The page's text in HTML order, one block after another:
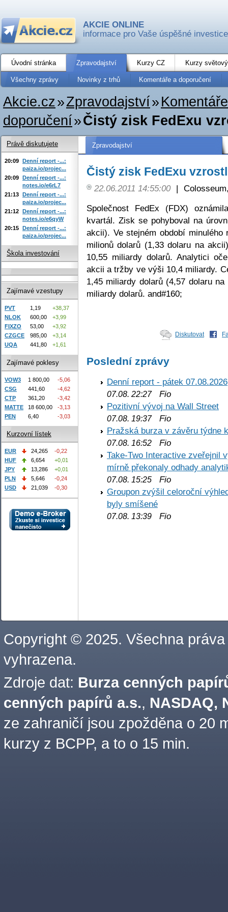
AKCIE ONLINE
informace pro Vaše úspěšné investice
Úvodní stránka Zpravodajství Kurzy CZ Kurzy
Všechny zprávy Novinky z trhů Komentáře a doporučení
Akcie.cz»Zpravodajství»
doporučení»Čistý zisk FedExu
Zpravodajství
Čistý zisk FedExu
22.06.2011 14:55:00 |
Společnost FedEx (FDX)
kvartál. Zisk se pohyboval na
akcii). Ve stejném období
milionů dolarů (1,33 dolaru na
10,55 miliardy dolarů. Analytici
akcii a tržby ve výši 10,4 miliardy.
1,45 miliardy dolarů (4,57 dolaru
miliardy dolarů. and#160;
Diskutovat
Poslední zprávy
Denní report - pátek 07.08.2026
07.08. 22:27Fio
Pozitivní vývoj na Wall Street
07.08. 19:37Fio
Pražská burza v závěru týdne
07.08. 16:52 Fio
Take-Two Interactive zveřejnil
mírně překonaly odhady
07.08. 15:25 Fio
Groupon zvýšil celoroční
byly smíšené
07.08. 13:39 Fio
Právě diskutujete
20:09 Denní report -...:
paiza.io/projec...
20:09 Denní report -...:
notes.io/e6rL7
21:13 Denní report -...:
paiza.io/projec...
21:12 Denní report -...:
notes.io/e6qyW
20:15 Denní report -...:
paiza.io/projec...
Škola investování
Zajímavé vzestupy
PVT 1,19
+38,37
NLOK
600,00
+3,99
FIXZO
53,00
+3,92
CZGCE
985,00
+3,14
UQA
441,80 +1,61
Zajímavé poklesy
VOW3 1 800,00
-5,06
CSG
441,60
-4,62
CTP
361,20
-3,42
MATTE
18 600,00
-3,13
PEN
6,40 -3,03
Kurzovní lístek
EUR 24,265
-0,22
HUF
6,654
+0,01
JPY
13,286
+0,01
PLN
5,646
-0,24
USD
21,039 -0,30
Copyright © 2025. Všechna práva
vyhrazena.
Zdroje dat: Burza cenných
cenných papírů a.s., NASDAQ,
ze zahraničí jsou zpožděna o 20
kurzy z BCPP, a to o 15 min.